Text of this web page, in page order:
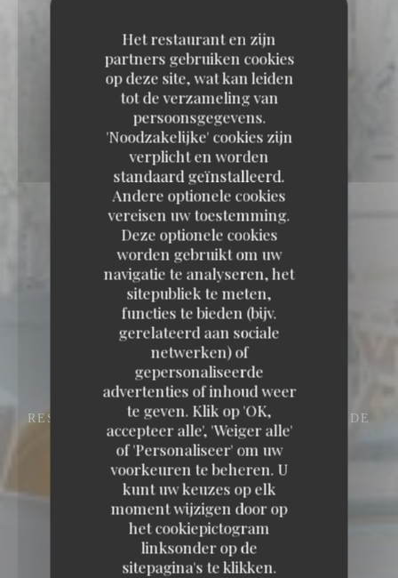
Het restaurant en zijn
partners gebruiken cookies
op deze site, wat kan leiden
tot de verzameling van
persoonsgegevens.
'Noodzakelijke' cookies zijn
verplicht en worden
standaard geïnstalleerd.
Andere optionele cookies
vereisen uw toestemming.
Deze optionele cookies
worden gebruikt om uw
navigatie te analyseren, het
sitepubliek te meten,
functies te bieden (bijv.
gerelateerd aan sociale
netwerken) of
gepersonaliseerde
advertenties of inhoud weer
te geven. Klik op 'OK,
accepteer alle', 'Weiger alle'
of 'Personaliseer' om uw
voorkeuren te beheren. U
kunt uw keuzes op elk
moment wijzigen door op
het cookiepictogram
linksonder op de
sitepagina's te klikken.
Restaurant Louis
RESTAURANT TRADITIONNEL
11 BIS RUE DE
GAËL 35160 MONTFORT-SUR-MEU
Restaurant Louis